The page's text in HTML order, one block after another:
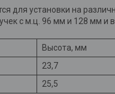
для установки на
с м.ц. 96 мм и 128 мм и
Высота, мм
23,7
25,5